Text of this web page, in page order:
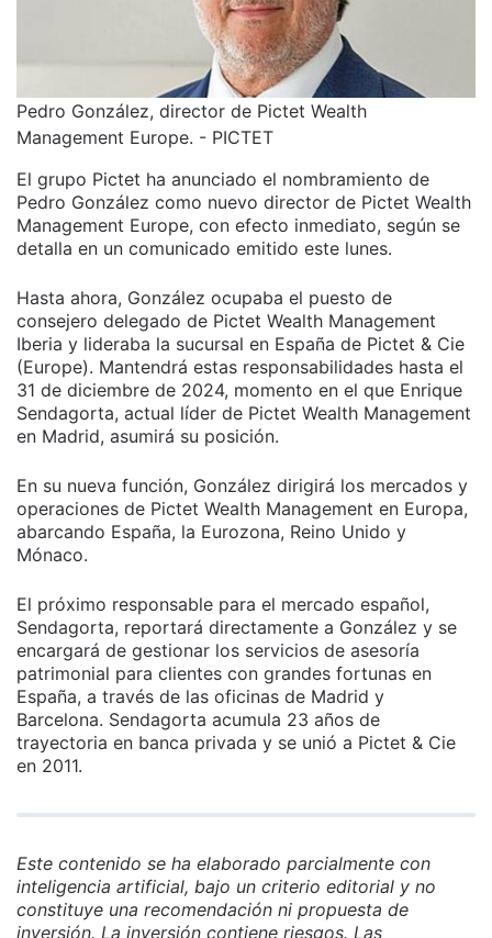
Pedro González, director de Pictet Wealth
Management Europe. - PICTET
El grupo Pictet ha anunciado el nombramiento de
Pedro González como nuevo director de Pictet Wealth
Management Europe, con efecto inmediato, según se
detalla en un comunicado emitido este lunes.
Hasta ahora, González ocupaba el puesto de
consejero delegado de Pictet Wealth Management
Iberia y lideraba la sucursal en España de Pictet & Cie
(Europe). Mantendrá estas responsabilidades hasta el
31 de diciembre de 2024, momento en el que Enrique
Sendagorta, actual líder de Pictet Wealth Management
en Madrid, asumirá su posición.
En su nueva función, González dirigirá los mercados y
operaciones de Pictet Wealth Management en Europa,
abarcando España, la Eurozona, Reino Unido y
Mónaco.
El próximo responsable para el mercado español,
Sendagorta, reportará directamente a González y se
encargará de gestionar los servicios de asesoría
patrimonial para clientes con grandes fortunas en
España, a través de las oficinas de Madrid y
Barcelona. Sendagorta acumula 23 años de
trayectoria en banca privada y se unió a Pictet & Cie
en 2011.
Este contenido se ha elaborado parcialmente con
inteligencia artificial, bajo un criterio editorial y no
constituye una recomendación ni propuesta de
inversión. La inversión contiene riesgos. Las